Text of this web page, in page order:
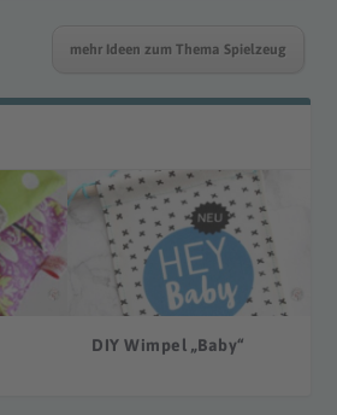
mehr Ideen zum Thema Spielzeug
DIY Wimpel „Baby“